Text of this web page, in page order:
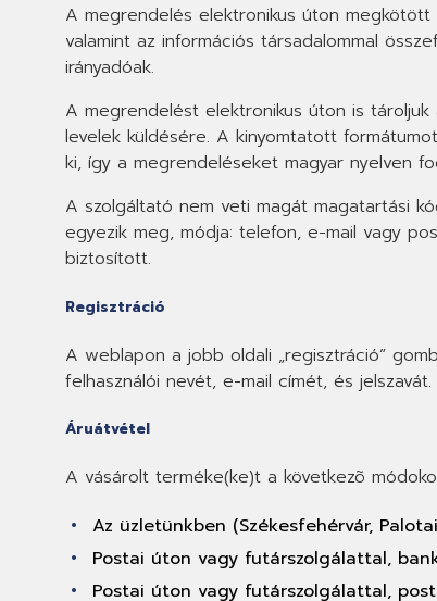
A megrendelés elektronikus úton megkötött
valamint az információs társadalommal
irányadóak.
A megrendelést elektronikus úton is
levelek küldésére. A kinyomtatott
ki, így a megrendeléseket magyar nyelven
A szolgáltató nem veti magát magatartási
egyezik meg, módja: telefon, e-mail vagy
biztosított.
Regisztráció
A weblapon a jobb oldali „regisztráció”
felhasználói nevét, e-mail címét, és
Áruátvétel
A vásárolt terméke(ke)t a következõ
Az üzletünkben (Székesfehérvár,
Postai úton vagy futárszolgálattal,
Postai úton vagy futárszolgálattal,